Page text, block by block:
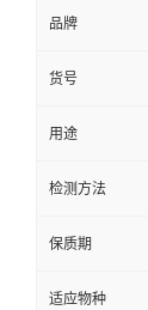
言
品牌
货号
用途
检测方法
保质期
适应物种